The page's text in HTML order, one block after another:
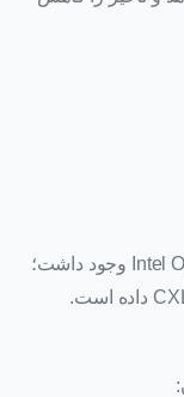
در Gen11 هنوز Intel Optane Persistent Memory وجود داشت؛